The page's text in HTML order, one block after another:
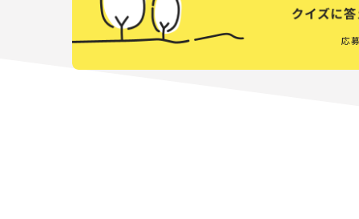
応